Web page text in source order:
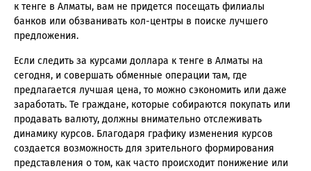
к тенге в Алматы, вам не придется посещать филиалы
банков или обзванивать кол-центры в поиске лучшего
предложения.
Если следить за курсами доллара к тенге в Алматы на
сегодня, и совершать обменные операции там, где
предлагается лучшая цена, то можно сэкономить или даже
заработать. Те граждане, которые собираются покупать или
продавать валюту, должны внимательно отслеживать
динамику курсов. Благодаря графику изменения курсов
создается возможность для зрительного формирования
представления о том, как часто происходит понижение или